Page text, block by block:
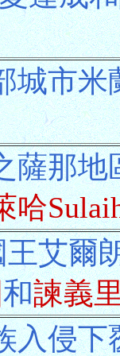
城市
薩那
哈
艾爾
和諫義
入侵下